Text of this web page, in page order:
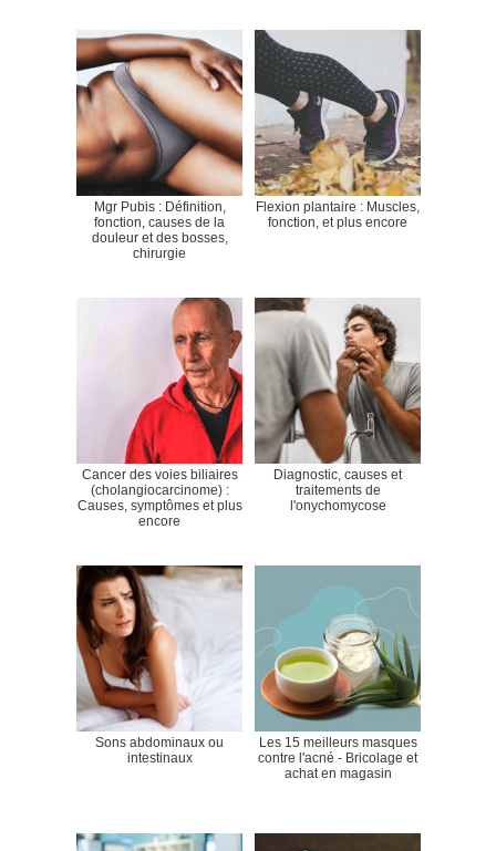
Mgr Pubis : Définition,
fonction, causes de la
douleur et des bosses,
chirurgie
Flexion plantaire : Muscles,
fonction, et plus encore
Cancer des voies biliaires
(cholangiocarcinome) :
Causes, symptômes et plus
encore
Diagnostic, causes et
traitements de
l'onychomycose
Sons abdominaux ou
intestinaux
Les 15 meilleurs masques
contre l'acné - Bricolage et
achat en magasin